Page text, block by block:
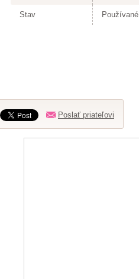
Stav Používané
Poslať priateľovi